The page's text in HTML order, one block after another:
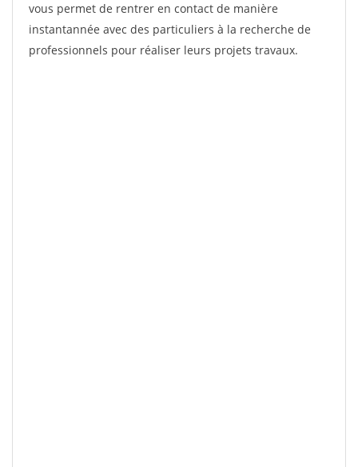
vous permet de rentrer en contact de manière
instantannée avec des particuliers à la recherche de
professionnels pour réaliser leurs projets travaux.